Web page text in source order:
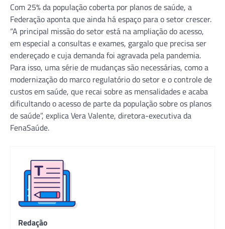
Com 25% da população coberta por planos de saúde, a
Federação aponta que ainda há espaço para o setor crescer.
“A principal missão do setor está na ampliação do acesso,
em especial a consultas e exames, gargalo que precisa ser
endereçado e cuja demanda foi agravada pela pandemia.
Para isso, uma série de mudanças são necessárias, como a
modernização do marco regulatório do setor e o controle de
custos em saúde, que recai sobre as mensalidades e acaba
dificultando o acesso de parte da população sobre os planos
de saúde”, explica Vera Valente, diretora-executiva da
FenaSaúde.
Redação